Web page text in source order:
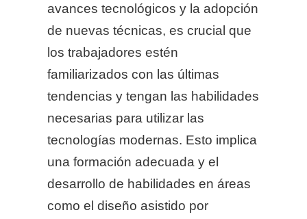
avances tecnológicos y la adopción
de nuevas técnicas, es crucial que
los trabajadores estén
familiarizados con las últimas
tendencias y tengan las habilidades
necesarias para utilizar las
tecnologías modernas. Esto implica
una formación adecuada y el
desarrollo de habilidades en áreas
como el diseño asistido por